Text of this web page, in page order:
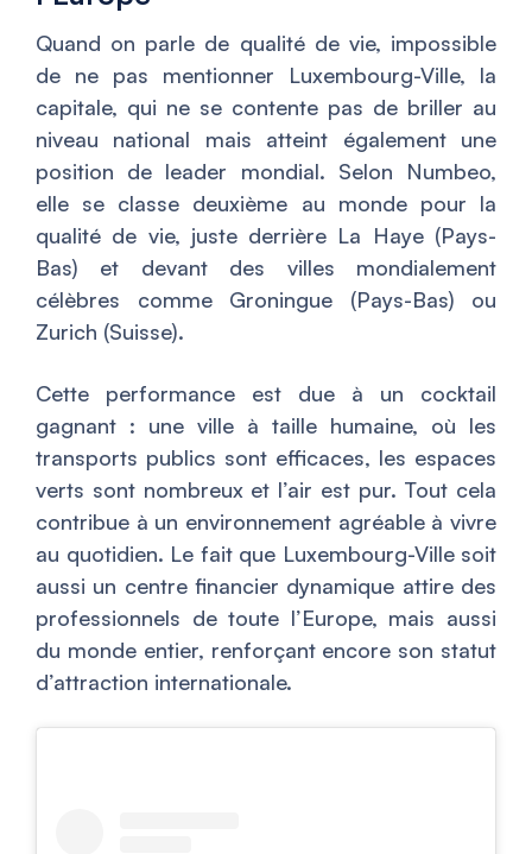
Quand on parle de qualité de vie, impossible
de ne pas mentionner Luxembourg-Ville, la
capitale, qui ne se contente pas de briller au
niveau national mais atteint également une
position de leader mondial. Selon Numbeo,
elle se classe deuxième au monde pour la
qualité de vie, juste derrière La Haye (Pays-
Bas) et devant des villes mondialement
célèbres comme Groningue (Pays-Bas) ou
Zurich (Suisse).
Cette performance est due à un cocktail
gagnant : une ville à taille humaine, où les
transports publics sont efficaces, les espaces
verts sont nombreux et l’air est pur. Tout cela
contribue à un environnement agréable à vivre
au quotidien. Le fait que Luxembourg-Ville soit
aussi un centre financier dynamique attire des
professionnels de toute l’Europe, mais aussi
du monde entier, renforçant encore son statut
d’attraction internationale.